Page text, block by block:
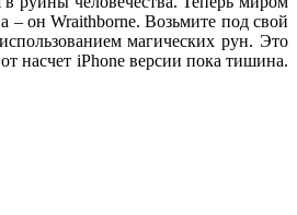
– он Wraithborne. Возьмите под свой
магических рун. Это
насчет iPhone версии пока тишина.